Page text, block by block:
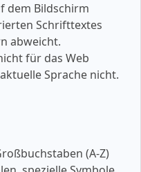
dem Bildschirm
Schrifttextes
abweicht.
für das Web
Sprache nicht.
(A-Z)